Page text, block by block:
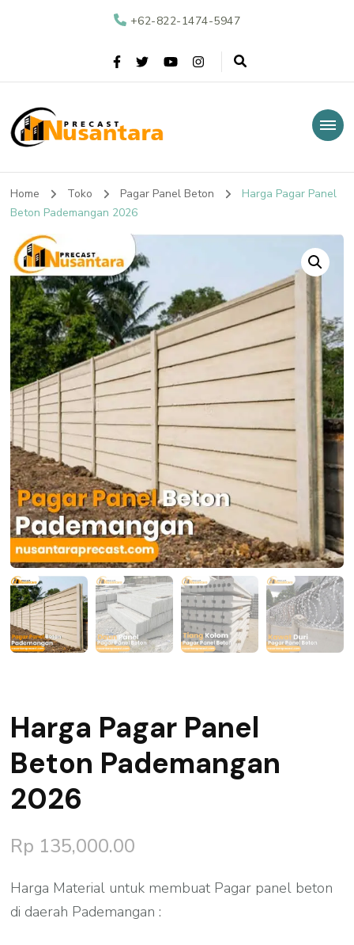
+62-822-1474-5947
Nusantara Precast
Home Toko Pagar Panel Beton
Harga Pagar Panel
Beton Pademangan 2026
Harga Pagar Panel
Beton Pademangan
2026
Rp 135,000.00
Harga Material untuk membuat Pagar panel beton
di daerah Pademangan :